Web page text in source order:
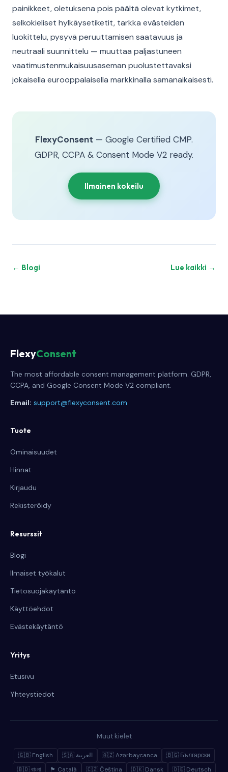
painikkeet, oletuksena pois päältä olevat kytkimet,
selkokieliset hylkäysetiketit, tarkka evästeiden
luokittelu, pysyvä peruuttamisen saatavuus ja
neutraali suunnittelu — muuttaa paljastuneen
vaatimustenmukaisuusaseman puolustettavaksi
jokaisella eurooppalaisella markkinalla samanaikaisesti.
FlexyConsent — Google Certified CMP.
GDPR, CCPA & Consent Mode V2 ready.
Ilmainen kokeilu
← Blogi Lue kaikki →
FlexyConsent
The most affordable consent management platform. GDPR,
CCPA, and Google Consent Mode V2 compliant.
Email: support@flexyconsent.com
Tuote
Ominaisuudet
Hinnat
Kirjaudu
Rekisteröidy
Resurssit
Blogi
Ilmaiset työkalut
Tietosuojakäytäntö
Käyttöehdot
Evästekäytäntö
Yritys
Etusivu
Yhteystiedot
Muut kielet
🇬🇧 English 🇸🇦 العربية 🇦🇿 Azərbaycanca
🇧🇬 Български
🇧🇩 বাংলা
🏴 Català 🇨🇿 Čeština 🇩🇰 Dansk 🇩🇪 Deutsch